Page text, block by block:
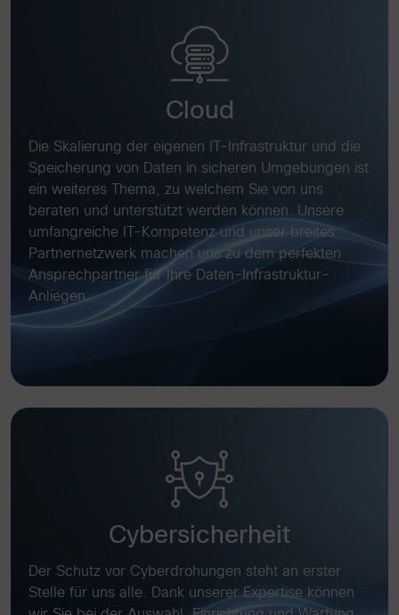
Cloud
Die Skalierung der eigenen IT-Infrastruktur und die
Speicherung von Daten in sicheren Umgebungen ist
ein weiteres Thema, zu welchem Sie von uns
beraten und unterstützt werden können. Unsere
umfangreiche IT-Kompetenz und unser breites
Partnernetzwerk machen uns zu dem perfekten
Ansprechpartner für Ihre Daten-Infrastruktur-
Anliegen.
Cybersicherheit
Der Schutz vor Cyberdrohungen steht an erster
Stelle für uns alle. Dank unserer Expertise können